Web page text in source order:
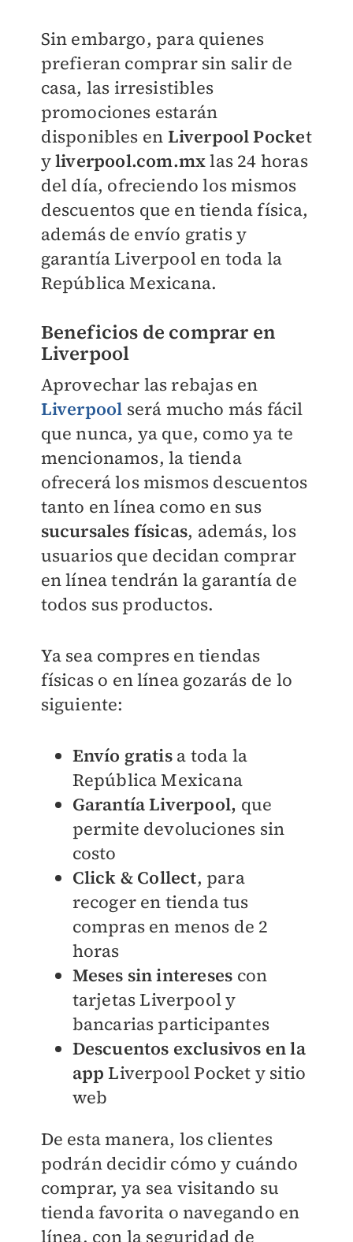
Sin embargo, para quienes
prefieran comprar sin salir de
casa, las irresistibles
promociones estarán
disponibles en Liverpool Pocket
yliverpool.com.mxlas 24 horas
del día, ofreciendo los mismos
descuentos que en tienda física,
además de envío gratis y
garantía Liverpool en toda la
República Mexicana.
Beneficios de comprar en
Liverpool
Aprovechar las rebajas en
Liverpool será mucho más fácil
que nunca, ya que, como ya te
mencionamos, la tienda
ofrecerá los mismos descuentos
tanto en línea como en sus
sucursales físicas, además, los
usuarios que decidan comprar
en línea tendrán la garantía de
todos sus productos.
Ya sea compres en tiendas
físicas o en línea gozarás de lo
siguiente:
Envío gratis a toda la
República Mexicana
Garantía Liverpool, que
permite devoluciones sin
costo
Click & Collect, para
recoger en tienda tus
compras en menos de 2
horas
Meses sin intereses con
tarjetas Liverpool y
bancarias participantes
Descuentos exclusivos en la
app Liverpool Pocket y sitio
web
De esta manera, los clientes
podrán decidir cómo y cuándo
comprar, ya sea visitando su
tienda favorita o navegando en
línea, con la seguridad de